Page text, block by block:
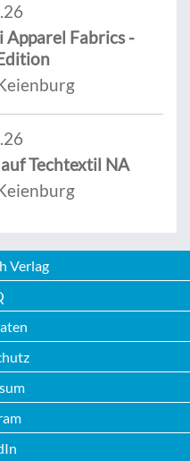
Fabrics -
Techtextil NA
Verlag